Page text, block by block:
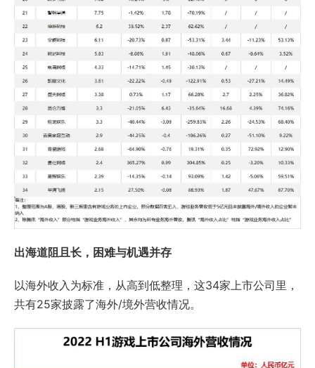
出海道阻且长，困难与机遇并存
以海外收入为标准，从高到低整理，这34家上市公司里，
共有25家披露了海外/境外营收情况。